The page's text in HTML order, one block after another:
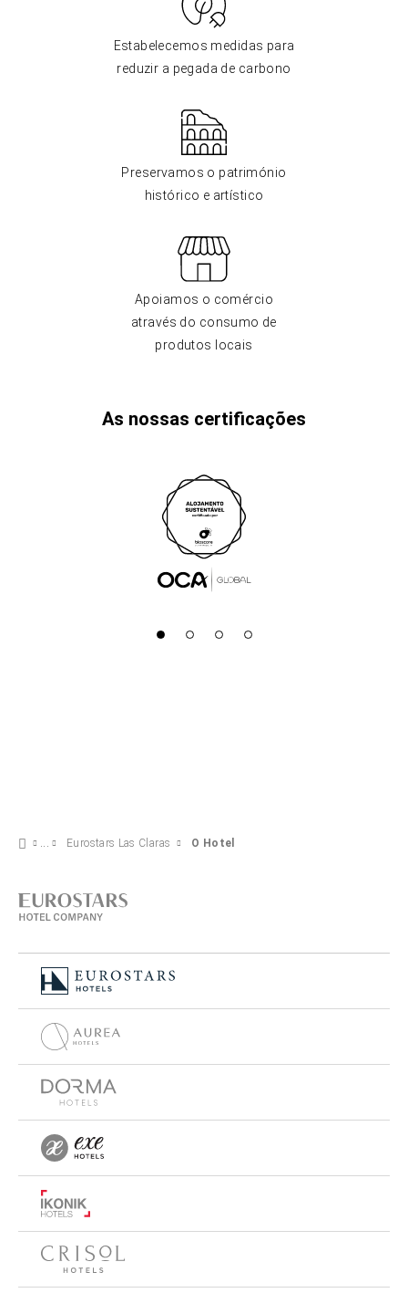
Estabelecemos medidas para
reduzir a pegada de carbono
Preservamos o património
histórico e artístico
Apoiamos o comércio
através do consumo de
produtos locais
As nossas certificações
Eurostars Las Claras O Hotel